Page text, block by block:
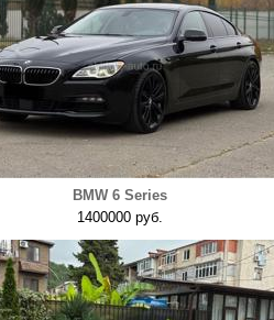
BMW 6 Series
1400000 руб.